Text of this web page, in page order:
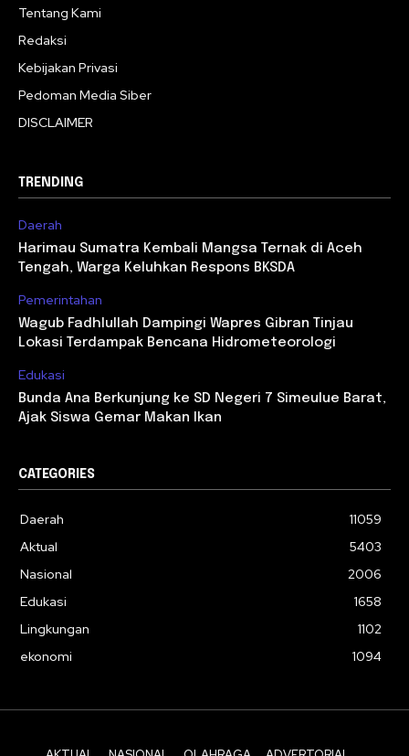
Tentang Kami
Redaksi
Kebijakan Privasi
Pedoman Media Siber
DISCLAIMER
TRENDING
Daerah
Harimau Sumatra Kembali Mangsa Ternak di Aceh
Tengah, Warga Keluhkan Respons BKSDA
Pemerintahan
Wagub Fadhlullah Dampingi Wapres Gibran Tinjau
Lokasi Terdampak Bencana Hidrometeorologi
Edukasi
Bunda Ana Berkunjung ke SD Negeri 7 Simeulue Barat,
Ajak Siswa Gemar Makan Ikan
CATEGORIES
Daerah
11059
Aktual
5403
Nasional
2006
Edukasi
1658
Lingkungan
1102
ekonomi
1094